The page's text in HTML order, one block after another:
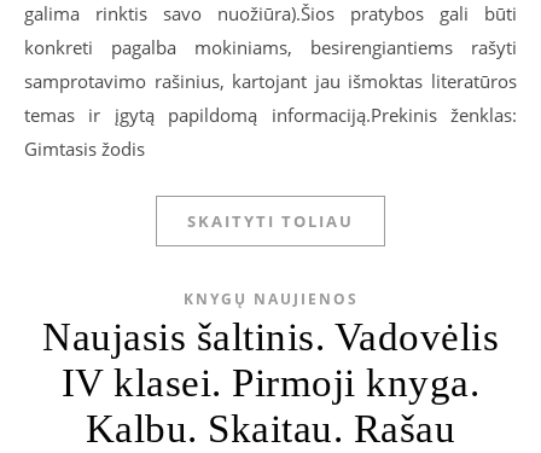
galima rinktis savo nuožiūra).Šios pratybos gali būti
konkreti pagalba mokiniams, besirengiantiems rašyti
samprotavimo rašinius, kartojant jau išmoktas literatūros
temas ir įgytą papildomą informaciją.Prekinis ženklas:
Gimtasis žodis
SKAITYTI TOLIAU
KNYGŲ NAUJIENOS
Naujasis šaltinis. Vadovėlis
IV klasei. Pirmoji knyga.
Kalbu. Skaitau. Rašau